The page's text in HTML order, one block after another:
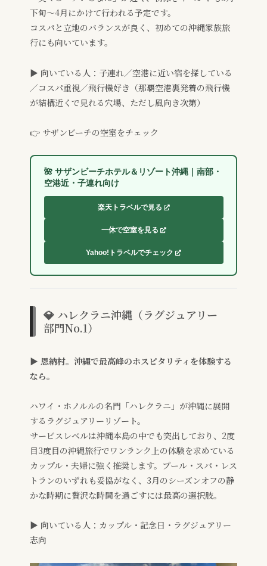
下旬〜4月にかけて行われる予定です。
コスパと立地のバランスが良く、初めての沖縄家族旅
行にも向いています。
▶ 向いている人：子連れ／空港に近い宿を探している
／コスパ重視／飛行機好き（那覇空港裏発着の飛行機
が結構近くで見れる穴場、ただし風向き次第）
👉 サザンビーチの空室をチェック
🌺 サザンビーチホテル＆リゾート沖縄｜南部・
空港近・子連れ向け
楽天トラベルで見る
一休で空室を見る
Yahoo!トラベルでチェック
💎 ハレクラニ沖縄（ラグジュアリー
部門No.1）
▶ 恩納村。沖縄で最高峰のホスピタリティを体験する
なら。
ハワイ・ホノルルの名門「ハレクラニ」が沖縄に展開
するラグジュアリーリゾート。
サービスレベルは沖縄本島の中でも突出しており、2度
目3度目の沖縄旅行でワンランク上の体験を求めている
カップル・夫婦に強く推奨します。プール・スパ・レス
トランのいずれも妥協がなく、3月のシーズンオフの静
かな時期に贅沢な時間を過ごすには最高の選択肢。
▶ 向いている人：カップル・記念日・ラグジュアリー
志向